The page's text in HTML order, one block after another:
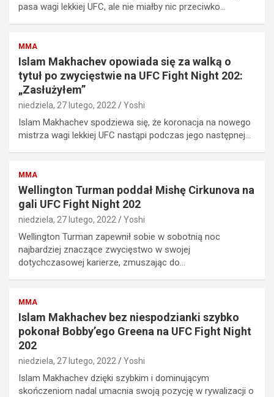
pasa wagi lekkiej UFC, ale nie miałby nic przeciwko…
MMA
Islam Makhachev opowiada się za walką o
tytuł po zwycięstwie na UFC Fight Night 202:
„Zasłużyłem”
niedziela, 27 lutego, 2022 Yoshi
Islam Makhachev spodziewa się, że koronacja na nowego
mistrza wagi lekkiej UFC nastąpi podczas jego następnej…
MMA
Wellington Turman poddał Mishę Cirkunova na
gali UFC Fight Night 202
niedziela, 27 lutego, 2022 Yoshi
Wellington Turman zapewnił sobie w sobotnią noc
najbardziej znaczące zwycięstwo w swojej
dotychczasowej karierze, zmuszając do…
MMA
Islam Makhachev bez niespodzianki szybko
pokonał Bobby’ego Greena na UFC Fight Night
202
niedziela, 27 lutego, 2022 Yoshi
Islam Makhachev dzięki szybkim i dominującym
skończeniom nadal umacnia swoją pozycję w rywalizacji o